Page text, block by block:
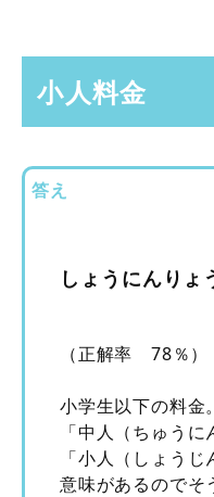
小人料金
答え
しょうにんりょ
（正解率 78％）
小学生以下の料金
「中人（ちゅうに
「小人（しょう
意味があるのでそ